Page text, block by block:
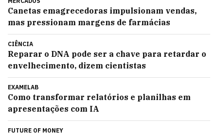
Canetas emagrecedoras impulsionam vendas,
mas pressionam margens de farmácias
CIÊNCIA
Reparar o DNA pode ser a chave para retardar o
envelhecimento, dizem cientistas
EXAMELAB
Como transformar relatórios e planilhas em
apresentações com IA
FUTURE OF MONEY